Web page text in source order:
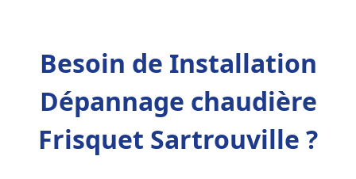
Besoin de Installation
Dépannage chaudière
Frisquet Sartrouville ?